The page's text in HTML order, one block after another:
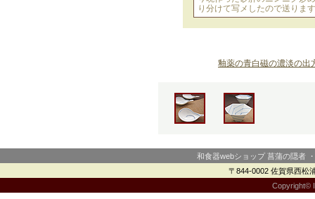
り分けて写メしたので送りま
釉薬の青白磁の濃淡の出
和食器webショップ 菖蒲の隠者
〒844-0002 佐賀県西松
Copyright©